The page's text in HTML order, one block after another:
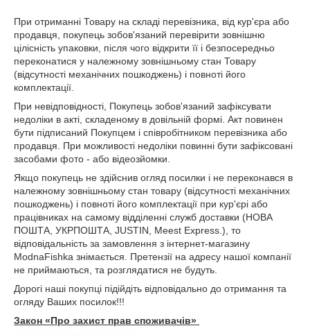
При отриманні Товару на складі перевізника, від кур'єра або
продавця, покупець зобов'язаний перевірити зовнішню
цілісність упаковки, після чого відкрити її і безпосередньо
переконатися у належному зовнішньому стан Товару
(відсутності механічних пошкоджень) і повноті його
комплектації.
При невідповідності, Покупець зобов'язаний зафіксувати
недоліки в акті, складеному в довільній формі. Акт повинен
бути підписаний Покупцем і співробітником перевізника або
продавця. При можливості недоліки повинні бути зафіксовані
засобами фото - або відеозйомки.
Якщо покупець не здійснив огляд посилки і не переконався в
належному зовнішньому стан товару (відсутності механічних
пошкоджень) і повноті його комплектації при кур'єрі або
працівниках на самому відділенні служб доставки (НОВА
ПОШТА, УКРПОШТА, JUSTIN, Meest Express.), то
відповідальність за замовлення з інтернет-магазину
ModnaFishka знімається. Претензії на адресу нашої компанії
не приймаються, та розглядатися не будуть.
Дорогі наші покупці підійдіть відповідально до отримання та
огляду Ваших посилок!!!
Закон «Про захист прав споживачів»